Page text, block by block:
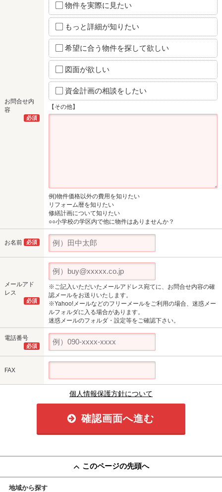
お問合せ内
容
必須
物件を実際に見たい
もっと詳細が知りたい
希望に合う物件を探して欲しい
図面が欲しい
資金計画の相談をしたい
【その他】
例)物件価格以外の費用を知りたい
リフォーム暦を知りたい
修繕計画について知りたい
○○小学校の学区内で他に物件はありませんか？
お名前 必須
メールアド
レス
必須
※ご記入いただいたメールアドレス宛てに、お問合せ内容の確
認メールをお送りいたします。
※Yahoo!メールなどのフリーメールをご利用の場合、迷惑メー
ルフォルダに入る場合があります。
迷惑メールのフォルダ・設定等をご確認下さい。
電話番号
必須
FAX
個人情報保護方針について
確認画面へ進む
このページの先頭へ
地域から探す